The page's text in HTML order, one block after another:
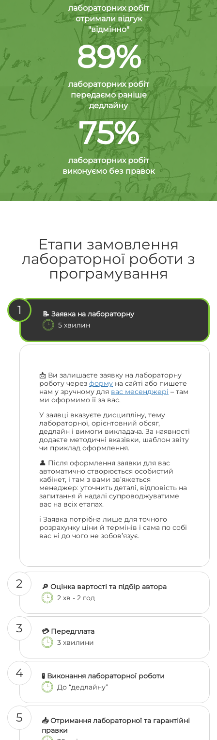
лабораторних робіт
отримали відгук
"відмінно"
89%
лабораторних робіт
передаємо раніше
дедлайну
75%
лабораторних робіт
виконуємо без правок
Етапи замовлення
лабораторної роботи з
програмування
1
📝 Заявка на лабораторну
5 хвилин
📩 Ви залишаєте заявку на лабораторну
роботу через форму на сайті або пишете
нам у зручному для вас месенджері – там
ми оформимо її за вас.
У заявці вказуєте дисципліну, тему
лабораторної, орієнтовний обсяг,
дедлайн і вимоги викладача. За наявності
додаєте методичні вказівки, шаблон звіту
чи приклад оформлення.
👤 Після оформлення заявки для вас
автоматично створюється особистий
кабінет, і там з вами зв’яжеться
менеджер: уточнить деталі, відповість на
запитання й надалі супроводжуватиме
вас на всіх етапах.
ℹ️ Заявка потрібна лише для точного
розрахунку ціни й термінів і сама по собі
вас ні до чого не зобов’язує.
2
🔎 Оцінка вартості та підбір автора
2 хв - 2 год
3
💳 Передплата
3 хвилини
4
🧪 Виконання лабораторної роботи
До “дедлайну”
5
📥 Отримання лабораторної та гарантійні
правки